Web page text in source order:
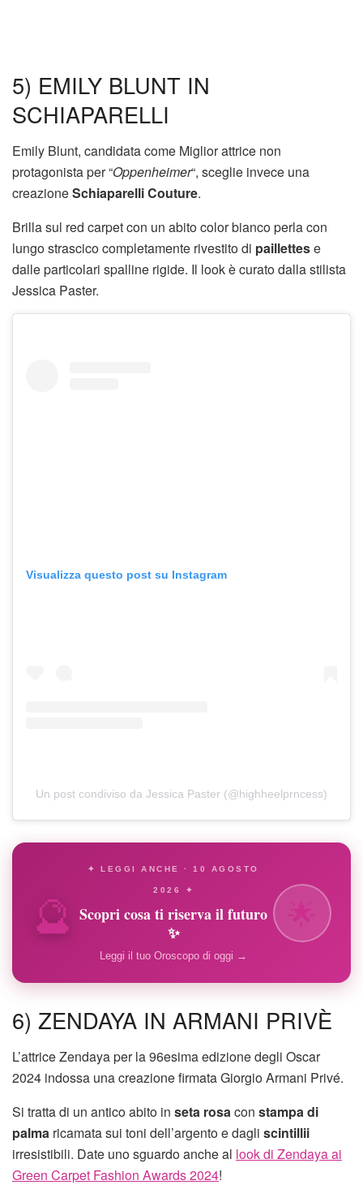
5) EMILY BLUNT IN
SCHIAPARELLI
Emily Blunt, candidata come Miglior attrice non
protagonista per “Oppenheimer“, sceglie invece una
creazioneSchiaparelli Couture.
Brilla sul red carpet con un abito color bianco perla con
lungo strascico completamente rivestito di paillettese
dalle particolari spalline rigide. Il look è curato dalla stilista
Jessica Paster.
Visualizza questo post su Instagram
Un post condiviso da Jessica Paster (@highheelprncess)
🔮
✦ LEGGI ANCHE · 10 AGOSTO
2026 ✦
Scopri cosa ti riserva il futuro
✨
Leggi il tuo Oroscopo di oggi →
6) ZENDAYA IN ARMANI PRIVÈ
L’attrice Zendaya per la 96esima edizione degli Oscar
2024 indossa una creazione firmata Giorgio Armani Privé.
Si tratta di un antico abito in seta rosacon stampa di
palma ricamata sui toni dell’argento e dagli scintillii
irresistibili. Date uno sguardo anche al look di Zendaya ai
Green Carpet Fashion Awards 2024!